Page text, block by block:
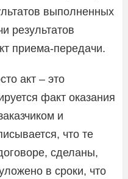
выполненных
результатов
приема-передачи.
акт – это
факт оказания
и
что те
сделаны,
в сроки, что